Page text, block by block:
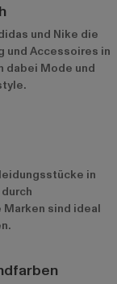
und Nike die
und Accessoires in
dabei Mode und
in
sind ideal